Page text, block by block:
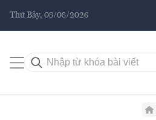
Thứ Bảy, 08/08/2026